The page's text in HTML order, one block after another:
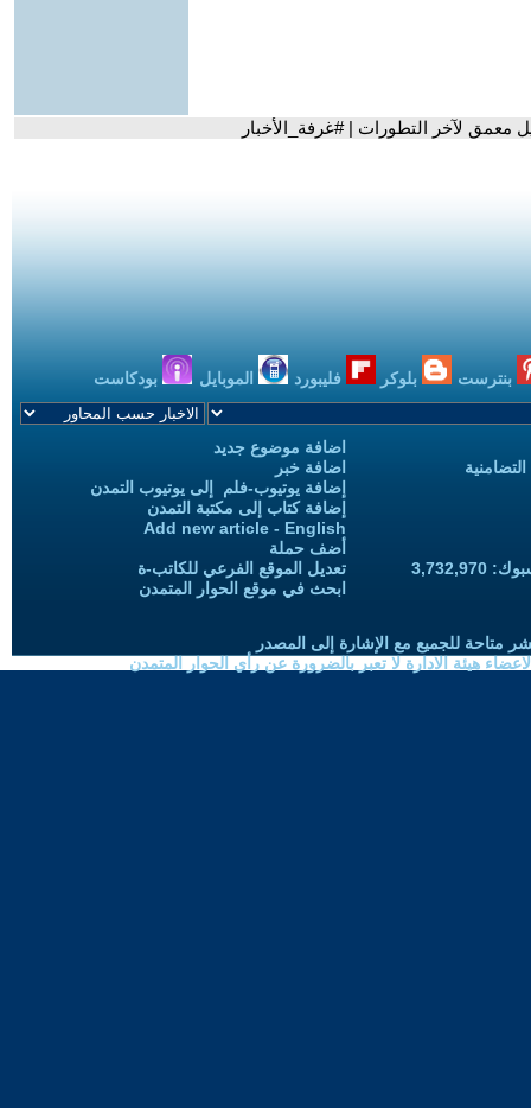
معمق لآخر التطورات | #غرفة_الأخبار
بنترست بلوكر فليبورد الموبايل بودكاست
اضافة موضوع جديد
اضافة خبر
إضافة يوتيوب-فلم إلى يوتيوب التمدن
إضافة كتاب إلى مكتبة التمدن
Add new article - English
أضف حملة
تعديل الموقع الفرعي للكاتب-ة
ابحث في موقع الحوار المتمدن
متاحة للجميع مع الإشارة إلى المصدر
هيئة الادارة لا تعبر بالضرورة عن رأي الحوار المتمدن